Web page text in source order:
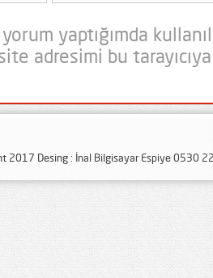
yaptığımda
adresimi bu
2017 Desing : İnal Bilgisayar Espiye 0530